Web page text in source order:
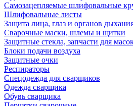
Самозацепляемые шлифовальные
Шлифовальные листы
Защита лица, глаз и органов
Сварочные маски, шлемы и щитки
Защитные стекла, запчасти для
Блоки подачи воздуха
Защитные очки
Респираторы
Спецодежда для сварщиков
Одежда сварщика
Обувь сварщика